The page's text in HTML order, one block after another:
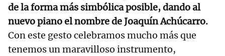
de la forma más simbólica posible, dando al
nuevo piano el nombre de Joaquín Achúcarro.
Con este gesto celebramos mucho más que
tenemos un maravilloso instrumento,